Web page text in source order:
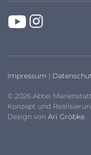
Impressum |
© 2026 Abtei
Konzept und
Design von Ari Gröbke.